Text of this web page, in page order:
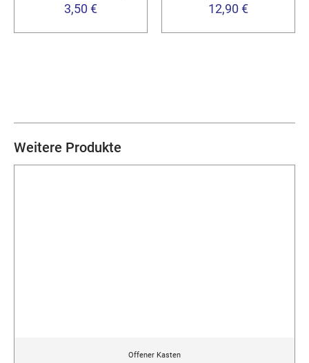
3,50 €
12,90 €
Weitere Produkte
Offener Kasten